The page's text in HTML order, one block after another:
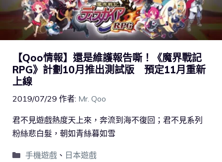
【Qoo情報】還是維護報告嘶！《魔界戰記
RPG》計劃10月推出測試版 預定11月重新
上線
2019/07/29 作者: Mr. Qoo
君不見遊戲熱度天上來，奔流到海不復回；君不見系列
粉絲悲白髮，朝如青絲暮如雪
手機遊戲、 日本遊戲